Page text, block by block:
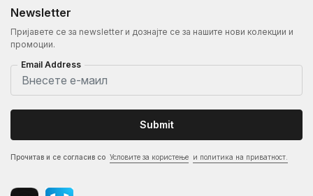
Newsletter
Пријавете се за newsletter и дознајте се за нашите нови колекции и
промоции.
Email Address
Submit
Прочитав и се согласив со Условите за користење и политика на приватност.